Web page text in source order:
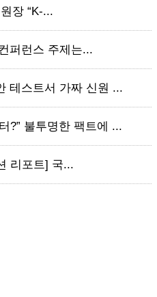
장 “K-...
퍼런스 주제는...
테스트서 가짜 신원 ...
?” 불투명한 팩트에 ...
리포트] 국...